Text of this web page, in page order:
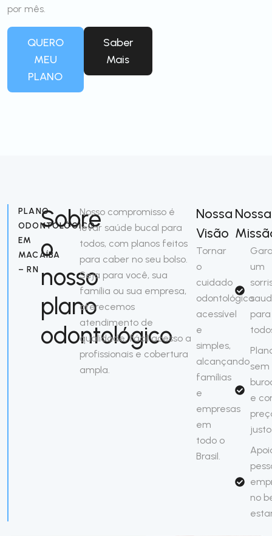
por mês.
QUERO
MEU
PLANO
Saber
Mais
PLANO
ODONTOLÓGICO
EM
MACAÍBA
– RN
Sobre
o
nosso
plano
odontológico
Nosso compromisso é
levar saúde bucal para
todos, com planos feitos
para caber no seu bolso.
Seja para você, sua
família ou sua empresa,
oferecemos
atendimento de
qualidade, fácil acesso a
profissionais e cobertura
ampla.
Nossa
Visão
Tornar
o
cuidado
odontológico
acessível
e
simples,
alcançando
famílias
e
empresas
em
todo o
Brasil.
Nossa
um
para
sem
e
justo
no